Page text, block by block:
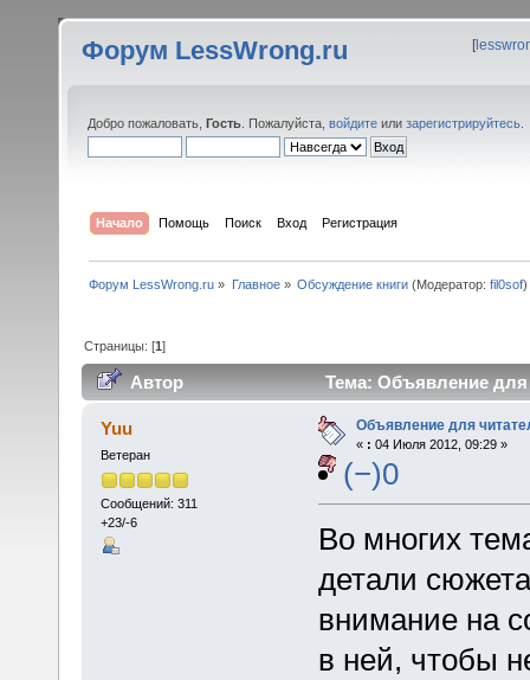
Форум LessWrong.ru [
Добро пожаловать, Гость . Пожалуйста, войдите или зарегистрируйтесь
Начало Помощь Поиск Вход Регистрация
Форум LessWrong.ru » Главное» Обсуждение книги(Модератор: fil0sof)
Страницы: [1]
Автор Тема: Объявление для
Yuu
Ветеран
Сообщений: 311
+23/-6
Объявление для
« : 04 Июля 2012, 09:29 »
(−)0
Во многих
детали
внимание на
в ней, чтобы